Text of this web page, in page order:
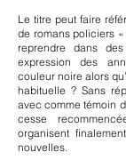
Le titre peut faire
de romans policiers
reprendre dans
expression des
couleur noire alors
habituelle ? Sans
avec comme témoin
cesse
organisent
nouvelles.